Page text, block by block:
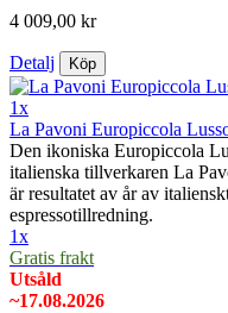
4 009,00 kr
Detalj Köp
1x
La Pavoni Europiccola
Den ikoniska Europiccola
italienska tillverkaren La
är resultatet av år av
espressotillredning.
1x
Gratis frakt
Utsåld
~17.08.2026